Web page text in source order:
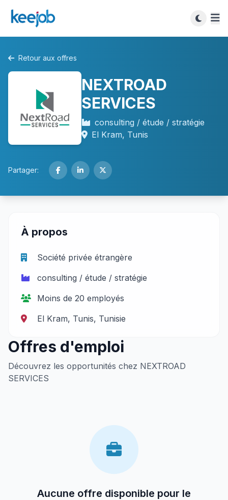
Retour aux offres
NEXTROAD
SERVICES
consulting / étude / stratégie
El Kram, Tunis
Partager:
À propos
Société privée étrangère
consulting / étude / stratégie
Moins de 20 employés
El Kram, Tunis, Tunisie
Offres d'emploi
Découvrez les opportunités chez NEXTROAD
SERVICES
Aucune offre disponible pour le